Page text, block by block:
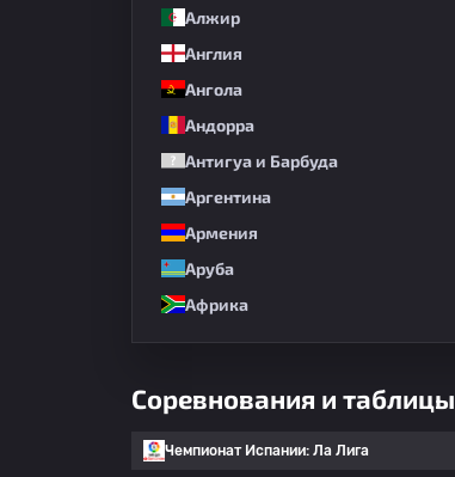
Алжир
Англия
Ангола
Андорра
Антигуа и Барбуда
Аргентина
Армения
Аруба
Африка
Соревнования и таблицы
Чемпионат Испании: Ла Лига